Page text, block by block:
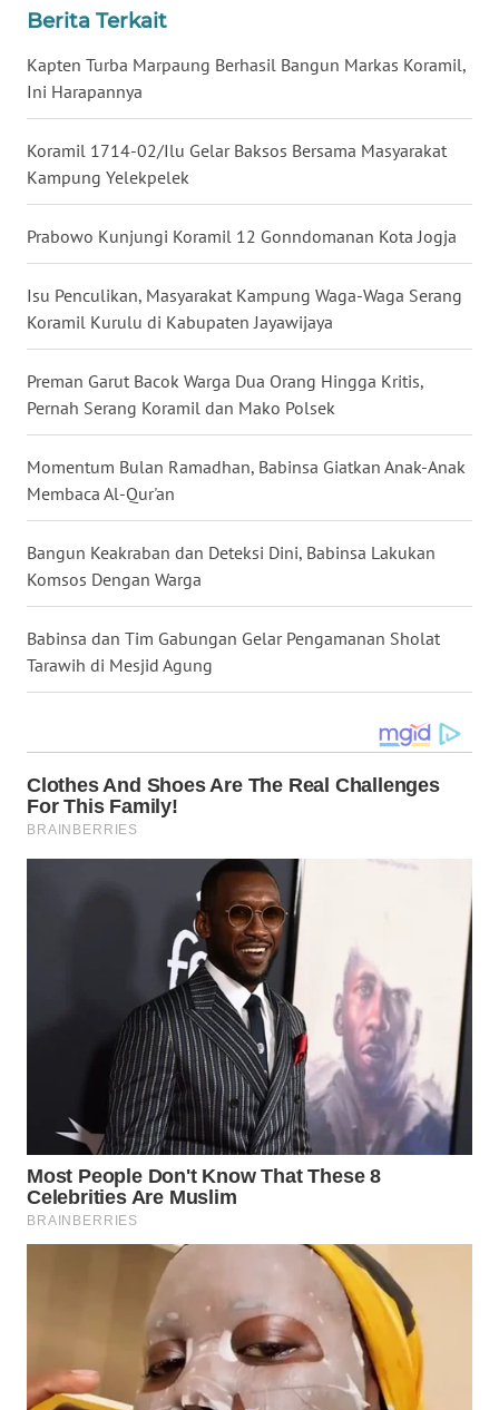
Berita Terkait
Kapten Turba Marpaung Berhasil Bangun Markas Koramil,
Ini Harapannya
Koramil 1714-02/Ilu Gelar Baksos Bersama Masyarakat
Kampung Yelekpelek
Prabowo Kunjungi Koramil 12 Gonndomanan Kota Jogja
Isu Penculikan, Masyarakat Kampung Waga-Waga Serang
Koramil Kurulu di Kabupaten Jayawijaya
Preman Garut Bacok Warga Dua Orang Hingga Kritis,
Pernah Serang Koramil dan Mako Polsek
Momentum Bulan Ramadhan, Babinsa Giatkan Anak-Anak
Membaca Al-Qur'an
Bangun Keakraban dan Deteksi Dini, Babinsa Lakukan
Komsos Dengan Warga
Babinsa dan Tim Gabungan Gelar Pengamanan Sholat
Tarawih di Mesjid Agung
KALTARA
KALSEL
KALTIM
WN
SULSEL
WN
GORONTALO
WN
SULUT
MALUKU
MALUT
WN
DANAU
TOBA
WN
TANJUNG
LESUNG
SIMALUNGUN